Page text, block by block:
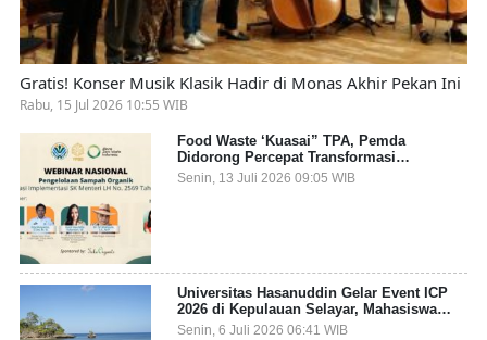
Gratis! Konser Musik Klasik Hadir di Monas Akhir Pekan Ini
Rabu, 15 Jul 2026 10:55 WIB
Food Waste ‘Kuasai” TPA, Pemda
Didorong Percepat Transformasi
Pengelolaan Sampah Organik dari Sumber
Senin, 13 Juli 2026 09:05 WIB
Universitas Hasanuddin Gelar Event ICP
2026 di Kepulauan Selayar, Mahasiswa
dari 27 Negara Jadi Partisipan
Senin, 6 Juli 2026 06:41 WIB